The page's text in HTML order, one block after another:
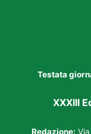
Testata
XXXIII
Redazione: